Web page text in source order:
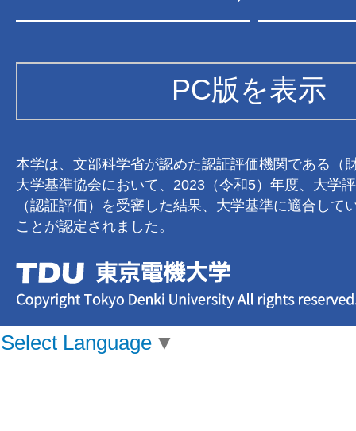
PC版を表示
本学は、文部科学省が認めた認証評価機関である（
大学基準協会において、2023（令和5）年度、大学
（認証評価）を受審した結果、大学基準に適合して
ことが認定されました。
Select Language ▼